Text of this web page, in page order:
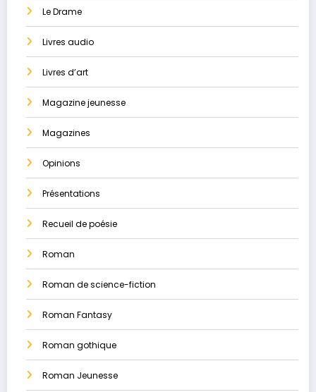
Le Drame
Livres audio
Livres d’art
Magazine jeunesse
Magazines
Opinions
Présentations
Recueil de poésie
Roman
Roman de science-fiction
Roman Fantasy
Roman gothique
Roman Jeunesse